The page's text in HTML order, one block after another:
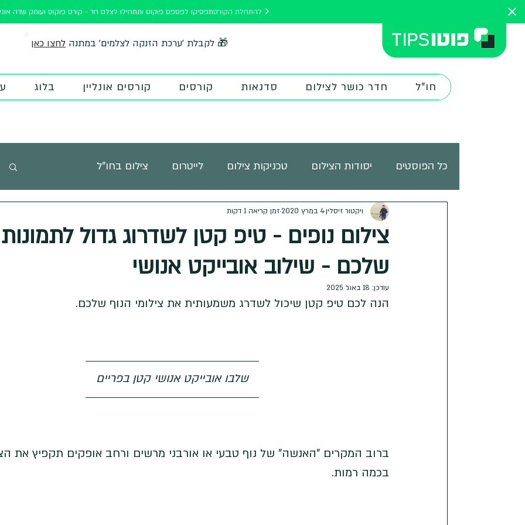
תפסיקו לפספס פוקוס ותתחילו לצלם חד - קורס פוקוס ועומק שדה
לחצו כאן 🎁 לקבלת 'ערכת הזנקה לצלמים' במתנה
חו"ל חדר כושר לצילום סדנאות קורסים קורסים אונליין בלוג
כל הפוסטים יסודות הצילום טכניקות צילום לייטרום צילום בחו"ל
ציוד צילום מורים ובוגרים אתר פוטוטיפס
צילום נופים - טיפ קטן לשדרוג גדול לתמונות
שלכם - שילוב אובייקט אנושי
ויקטור זיסלין4 במרץ 2020 זמן קריאה 1 דקות
עודכן: 18 באוג׳ 2025
הנה לכם טיפ קטן שיכול לשדרג משמעותית את צילומי הנוף שלכם.
שלבו אובייקט אנושי קטן בפריים
ברוב המקרים "האנשה" של נוף טבעי או אורבני מרשים ורחב אופקים תקפיץ את
בכמה רמות.